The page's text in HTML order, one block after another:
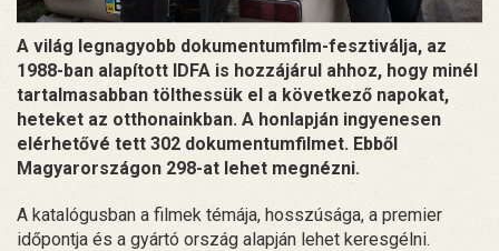
A világ legnagyobb dokumentumfilm-fesztiválja, az
1988-ban alapított IDFA is hozzájárul ahhoz, hogy minél
tartalmasabban tölthessük el a következő napokat,
heteket az otthonainkban. A honlapján ingyenesen
elérhetővé tett 302 dokumentumfilmet. Ebből
Magyarországon 298-at lehet megnézni.
A katalógusban a filmek témája, hosszúsága, a premier
időpontja és a gyártó ország alapján lehet keresgélni.